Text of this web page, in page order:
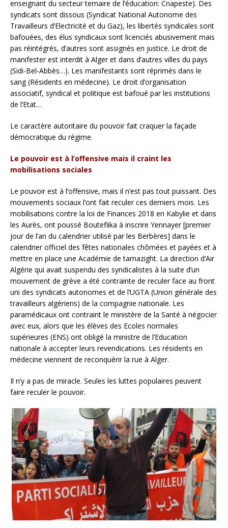
enseignant du secteur ternaire de l’éducation: Cnapeste). Des
syndicats sont dissous (Syndicat National Autonome des
Travailleurs d’Electricité et du Gaz), les libertés syndicales sont
bafouées, des élus syndicaux sont licenciés abusivement mais
pas réintégrés, d’autres sont assignés en justice. Le droit de
manifester est interdit à Alger et dans d’autres villes du pays
(Sidi-Bel-Abbès…). Les manifestants sont réprimés dans le
sang (Résidents en médecine). Le droit d’organisation
associatif, syndical et politique est bafoué par les institutions
de l’Etat…
Le caractère autoritaire du pouvoir fait craquer la façade
démocratique du régime.
Le pouvoir est à l’offensive mais il craint les
mobilisations sociales
Le pouvoir est à l’offensive, mais il n’est pas tout puissant. Des
mouvements sociaux l’ont fait reculer ces derniers mois. Les
mobilisations contre la loi de Finances 2018 en Kabylie et dans
les Aurès, ont poussé Bouteflika à inscrire Yennayer [premier
jour de l’an du calendrier utilisé par les Berbères] dans le
calendrier officiel des fêtes nationales chômées et payées et à
mettre en place une Académie de tamazight. La direction d’Air
Algérie qui avait suspendu des syndicalistes à la suite d’un
mouvement de grève a été contrainte de reculer face au front
uni des syndicats autonomes et de l’UGTA (Union générale des
travailleurs algériens) de la compagnie nationale. Les
paramédicaux ont contraint le ministère de la Santé à négocier
avec eux, alors que les élèves des Ecoles normales
supérieures (ENS) ont obligé la ministre de l’Education
nationale à accepter leurs revendications. Les résidents en
médecine viennent de reconquérir la rue à Alger.
Il n’y a pas de miracle. Seules les luttes populaires peuvent
faire reculer le pouvoir.